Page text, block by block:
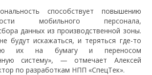
способствует повышению
мобильного персонала,
данных из производственной зоны.
будут искажаться, и теряться где-то
их на бумагу и переносом
систему», — отмечает Алексей
по разработкам НПП «СпецТек».